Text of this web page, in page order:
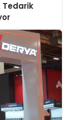
Tedarik